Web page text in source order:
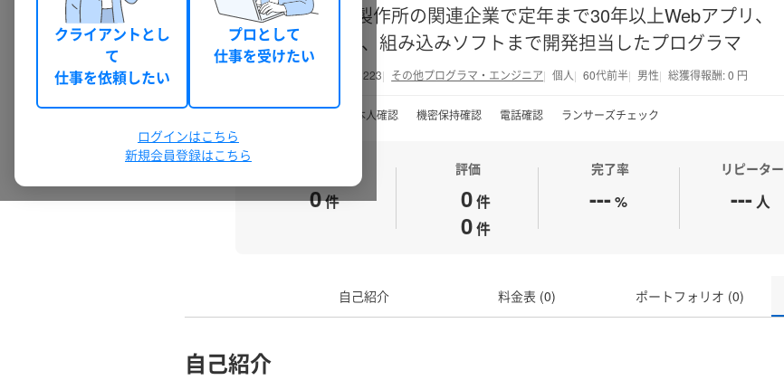
某製作所の関連企業で定年まで30年以上Webアプリ、
DB、組み込みソフトまで開発担当したプログラマ
kikuo223 その他プログラマ・エンジニア 個人 60代前半 男性 総獲得報酬: 0 円
本人確認 機密保持確認 電話確認 ランサーズチェック
0件
評価
0件
0件
完了率
---%
リピーター
--- 人
自己紹介 料金表 (0) ポートフォリオ (0)
自己紹介
クライアントとし
て
仕事を依頼したい
プロとして
仕事を受けたい
ログインはこちら
新規会員登録はこちら